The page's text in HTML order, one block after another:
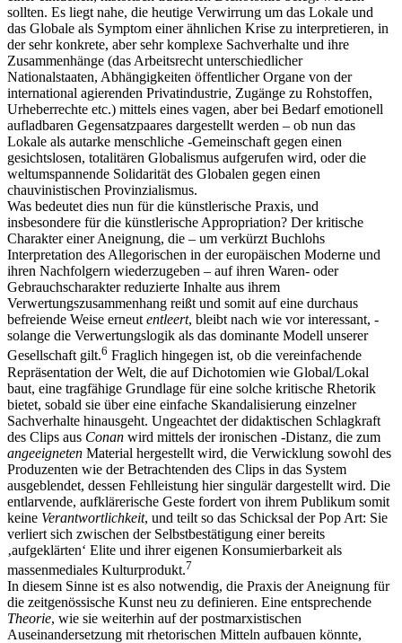
sollten. Es liegt nahe, die heutige Verwirrung um das Lokale und
das Globale als Symptom einer ähnlichen Krise zu interpretieren, in
der sehr konkrete, aber sehr komplexe Sachverhalte und ihre
Zusammenhänge (das Arbeitsrecht unterschiedlicher
Nationalstaaten, Abhängigkeiten öffentlicher Organe von der
international agierenden Privatindustrie, Zugänge zu Rohstoffen,
Urheberrechte etc.) mittels eines vagen, aber bei Bedarf emotionell
aufladbaren Gegensatzpaares dargestellt werden – ob nun das
Lokale als autarke menschliche -Gemeinschaft gegen einen
gesichtslosen, totalitären Globalismus aufgerufen wird, oder die
weltumspannende Solidarität des Globalen gegen einen
chauvinistischen Provinzialismus.
Was bedeutet dies nun für die künstlerische Praxis, und
insbesondere für die künstlerische Appropriation? Der kritische
Charakter einer Aneignung, die – um verkürzt Buchlohs
Interpretation des Allegorischen in der europäischen Moderne und
ihren Nachfolgern wiederzugeben – auf ihren Waren- oder
Gebrauchscharakter reduzierte Inhalte aus ihrem
Verwertungszusammenhang reißt und somit auf eine durchaus
befreiende Weise erneut entleert, bleibt nach wie vor interessant, -
solange die Verwertungslogik als das dominante Modell unserer
Gesellschaft gilt.6 Fraglich hingegen ist, ob die vereinfachende
Repräsentation der Welt, die auf Dichotomien wie Global/Lokal
baut, eine tragfähige Grundlage für eine solche kritische Rhetorik
bietet, sobald sie über eine einfache Skandalisierung einzelner
Sachverhalte hinausgeht. Ungeachtet der didaktischen Schlagkraft
des Clips aus Conan wird mittels der ironischen -Distanz, die zum
angeeigneten Material hergestellt wird, die Verwicklung sowohl des
Produzenten wie der Betrachtenden des Clips in das System
ausgeblendet, dessen Fehlleistung hier singulär dargestellt wird. Die
entlarvende, aufklärerische Geste fordert von ihrem Publikum somit
keine Verantwortlichkeit, und teilt so das Schicksal der Pop Art: Sie
verliert sich zwischen der Selbstbestätigung einer bereits
‚aufgeklärten‘ Elite und ihrer eigenen Konsumierbarkeit als
massenmediales Kulturprodukt.7
In diesem Sinne ist es also notwendig, die Praxis der Aneignung für
die zeitgenössische Kunst neu zu definieren. Eine entsprechende
Theorie, wie sie weiterhin auf der postmarxistischen
Auseinandersetzung mit rhetorischen Mitteln aufbauen könnte,